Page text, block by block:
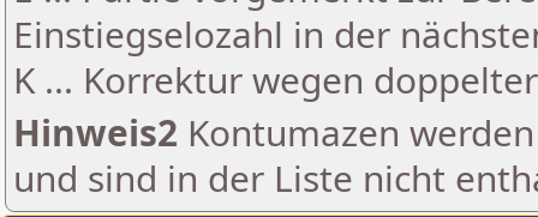
Einstiegselozahl in der
K ... Korrektur wegen
Hinweis2 Kontumazen
und sind in der Liste nicht